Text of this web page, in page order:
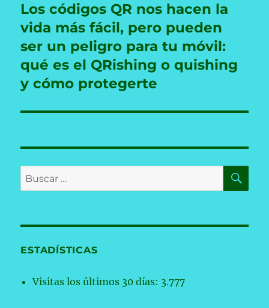
Entrada
siguiente:
Los códigos QR nos hacen la
vida más fácil, pero pueden
ser un peligro para tu móvil:
qué es el QRishing o quishing
y cómo protegerte
Buscar
por:
ESTADÍSTICAS
Visitas los últimos 30 días: 3.777